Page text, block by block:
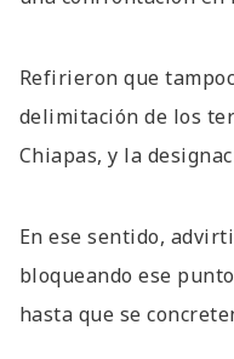
Refirieron que
delimitación de los
Chiapas, y la
En ese sentido,
bloqueando ese
hasta que se